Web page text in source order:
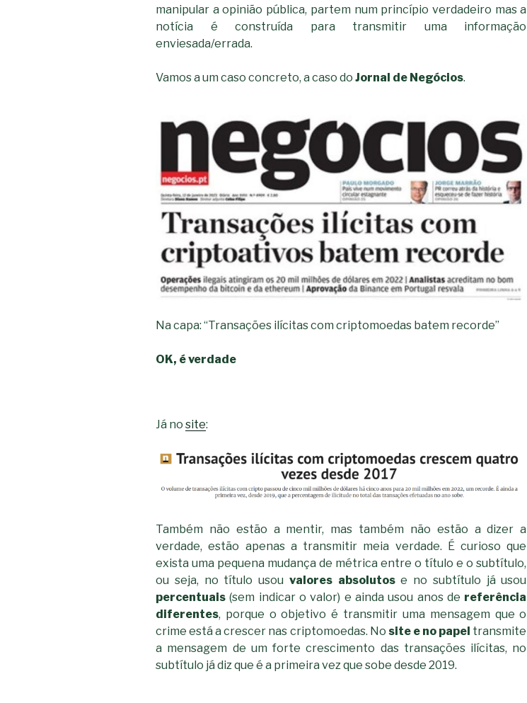
manipular a opinião pública, partem num princípio verdadeiro mas a
notícia é construída para transmitir uma informação
enviesada/errada.
Vamos a um caso concreto, a caso do Jornal de Negócios.
Na capa: “Transações ilícitas com criptomoedas batem recorde”
OK, é verdade
Já no site:
Também não estão a mentir, mas também não estão a dizer a
verdade, estão apenas a transmitir meia verdade. É curioso que
exista uma pequena mudança de métrica entre o título e o subtítulo,
ou seja, no título usou valores absolutose no subtítulo já usou
percentuais(sem indicar o valor) e ainda usou anos de referência
diferentes, porque o objetivo é transmitir uma mensagem que o
crime está a crescer nas criptomoedas. No site e no papel transmite
a mensagem de um forte crescimento das transações ilícitas, no
subtítulo já diz que é a primeira vez que sobe desde 2019.